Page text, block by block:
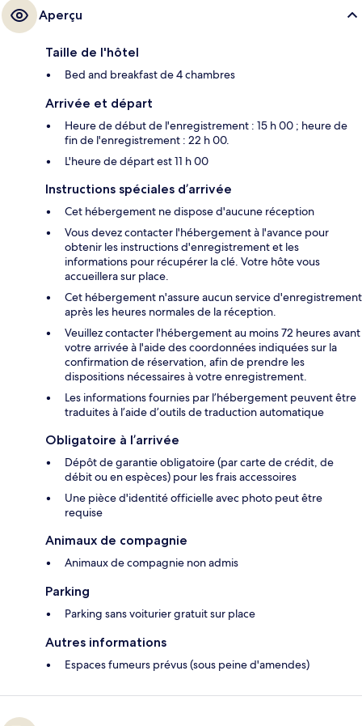
Aperçu
Taille de l'hôtel
Bed and breakfast de 4 chambres
Arrivée et départ
Heure de début de l'enregistrement : 15 h 00 ; heure de
fin de l'enregistrement : 22 h 00.
L'heure de départ est 11 h 00
Instructions spéciales d’arrivée
Cet hébergement ne dispose d'aucune réception
Vous devez contacter l'hébergement à l'avance pour
obtenir les instructions d'enregistrement et les
informations pour récupérer la clé. Votre hôte vous
accueillera sur place.
Cet hébergement n'assure aucun service d'enregistrement
après les heures normales de la réception.
Veuillez contacter l'hébergement au moins 72 heures avant
votre arrivée à l'aide des coordonnées indiquées sur la
confirmation de réservation, afin de prendre les
dispositions nécessaires à votre enregistrement.
Les informations fournies par l’hébergement peuvent être
traduites à l’aide d’outils de traduction automatique
Obligatoire à l’arrivée
Dépôt de garantie obligatoire (par carte de crédit, de
débit ou en espèces) pour les frais accessoires
Une pièce d'identité officielle avec photo peut être
requise
Animaux de compagnie
Animaux de compagnie non admis
Parking
Parking sans voiturier gratuit sur place
Autres informations
Espaces fumeurs prévus (sous peine d'amendes)